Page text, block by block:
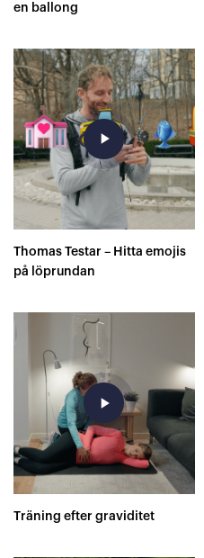
en ballong
play_arrow
Thomas Testar – Hitta emojis
på löprundan
play_arrow
Träning efter graviditet